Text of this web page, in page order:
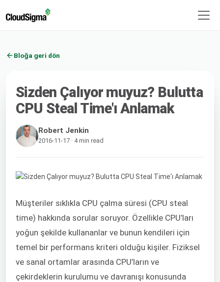
Bloğa geri dön
Sizden Çalıyor muyuz? Bulutta
CPU Steal Time'ı Anlamak
Robert Jenkin
2016-11-17 · 4 min read
Müşteriler sıklıkla CPU çalma süresi (CPU steal
time) hakkında sorular soruyor. Özellikle CPU’ları
yoğun şekilde kullananlar ve bunun kendileri için
temel bir performans kriteri olduğu kişiler. Fiziksel
ve sanal ortamlar arasında CPU’ların ve
çekirdeklerin kurulumu ve davranışı konusunda